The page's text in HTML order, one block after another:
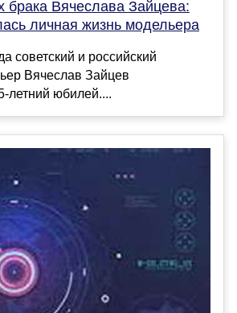
брака Вячеслава Зайцева:
личная жизнь модельера
советский и российский
Вячеслав Зайцев
летний юбилей....